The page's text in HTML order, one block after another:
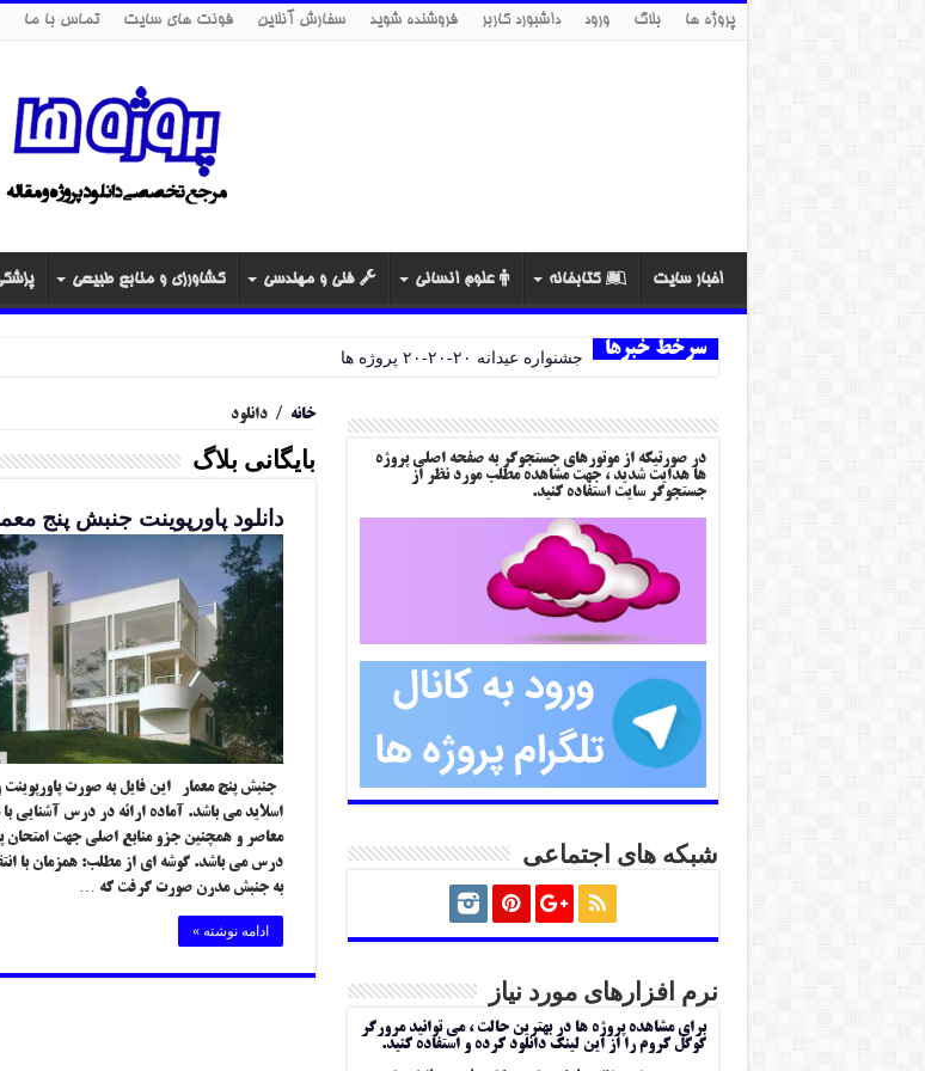
پروژه ها بلاگ ورود داشبورد کاربر فروشنده شوید سفارش آنلاین فونت های سایت تماس با ما
اخبار سایت کتابخانه علوم انسانی فنی و مهندسی کشاورزی و منابع طبیعی
سرخط خبرها تبری
خانه / دانلود
بایگانی بلاگ
دانلود پاورپوینت جنبش پنج
اسلاید می باشد. آماده ارائه در درس آشنایی
معاصر و همچنین جزو منابع اصلی جهت امتحان
درس می باشد. گوشه ای از مطلب: همزمان با
به جنبش مدرن صورت گرفت که …
ادامه نوشته »
در صورتیکه از موتورهای جستجوگر به صفحه اصلی پروژه
ها هدایت شدید ، جهت مشاهده مطلب مورد نظر از
جستجوگر سایت استفاده کنید.
شبکه های اجتماعی
نرم افزارهای مورد نیاز
برای مشاهده پروژه ها در بهترین حالت ، می توانید مرورگر
گوگل کروم را از این لینک دانلود کرده و استفاده کنید.